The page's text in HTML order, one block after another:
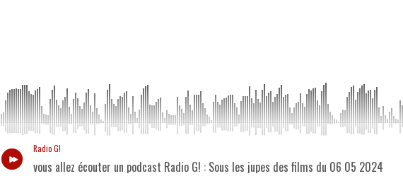
Radio G!
vous allez écouter un podcast Radio G! : Sous les jupes des films du 06 05 2024